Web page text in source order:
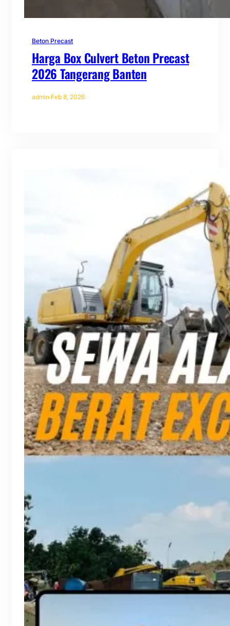
Beton Precast
Harga Box Culvert Beton Precast
2026 Tangerang Banten
admin·Feb 8, 2026